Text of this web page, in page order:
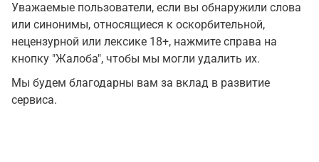
Уважаемые пользователи, если вы обнаружили слова
или синонимы, относящиеся к оскорбительной,
нецензурной или лексике 18+, нажмите справа на
кнопку "Жалоба", чтобы мы могли удалить их.
Мы будем благодарны вам за вклад в развитие
сервиса.